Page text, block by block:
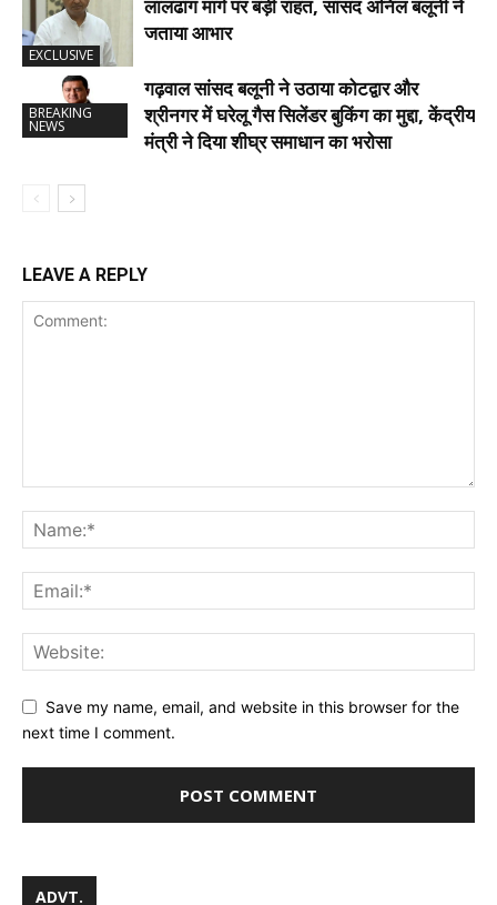
EXCLUSIVE
लालढांग मार्ग पर बड़ी राहत, सांसद अनिल बलूनी ने
जताया आभार
BREAKING
NEWS
गढ़वाल सांसद बलूनी ने उठाया कोटद्वार और
श्रीनगर में घरेलू गैस सिलेंडर बुकिंग का मुद्दा, केंद्रीय
मंत्री ने दिया शीघ्र समाधान का भरोसा
LEAVE A REPLY
Save my name, email, and website in this browser for the
next time I comment.
ADVT.